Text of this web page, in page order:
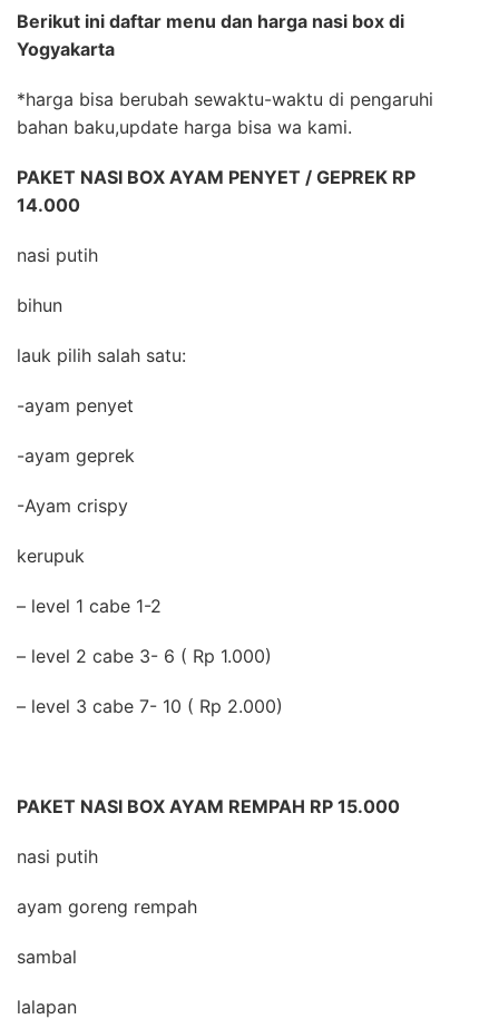
Berikut ini daftar menu dan harga nasi box di
Yogyakarta
*harga bisa berubah sewaktu-waktu di pengaruhi
bahan baku,update harga bisa wa kami.
PAKET NASI BOX AYAM PENYET / GEPREK RP
14.000
nasi putih
bihun
lauk pilih salah satu:
-ayam penyet
-ayam geprek
-Ayam crispy
kerupuk
– level 1 cabe 1-2
– level 2 cabe 3- 6 ( Rp 1.000)
– level 3 cabe 7- 10 ( Rp 2.000)
PAKET NASI BOX AYAM REMPAH RP 15.000
nasi putih
ayam goreng rempah
sambal
lalapan